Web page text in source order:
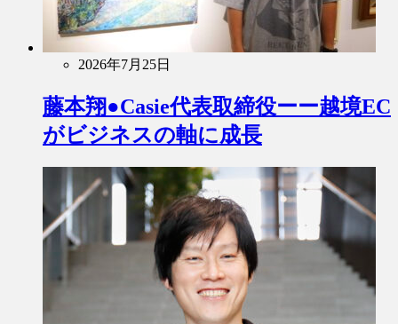
2026年7月25日
藤本翔●Casie代表取締役ーー越境EC
がビジネスの軸に成長